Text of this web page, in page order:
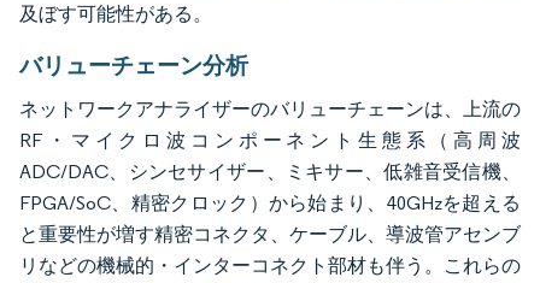
及ぼす可能性がある。
バリューチェーン分析
ネットワークアナライザーのバリューチェーンは、上流の
RF・マイクロ波コンポーネント生態系（高周波
ADC/DAC、シンセサイザー、ミキサー、低雑音受信機、
FPGA/SoC、精密クロック）から始まり、40GHzを超える
と重要性が増す精密コネクタ、ケーブル、導波管アセンブ
リなどの機械的・インターコネクト部材も伴う。これらの